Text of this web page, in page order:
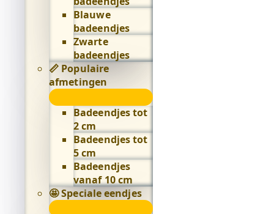
Blauwe
badeendjes
Zwarte
badeendjes
📏 Populaire
afmetingen
Populaire
submenu
Badeendjes tot
2 cm
Badeendjes tot
5 cm
Badeendjes
vanaf 10 cm
🤩 Speciale eendjes